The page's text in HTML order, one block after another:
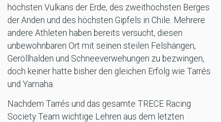
höchsten Vulkans der Erde, des zweithöchsten Berges
der Anden und des höchsten Gipfels in Chile. Mehrere
andere Athleten haben bereits versucht, diesen
unbewohnbaren Ort mit seinen steilen Felshängen,
Geröllhalden und Schneeverwehungen zu bezwingen,
doch keiner hatte bisher den gleichen Erfolg wie Tarrés
und Yamaha.
Nachdem Tarrés und das gesamte TRECE Racing
Society Team wichtige Lehren aus dem letzten